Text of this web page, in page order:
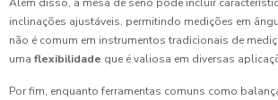
Além disso, a mesa de seno pode incluir
inclinações ajustáveis, permitindo medições em
não é comum em instrumentos tradicionais de
uma flexibilidade que é valiosa em diversas
Por fim, enquanto ferramentas comuns como